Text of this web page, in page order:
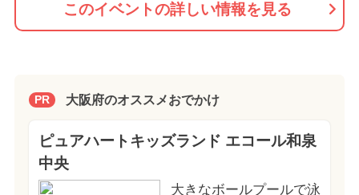
このイベントの詳しい情報を見る
PR 大阪府のオススメおでかけ
ピュアハートキッズランド エコール和泉
中央
大きなボールプールで泳